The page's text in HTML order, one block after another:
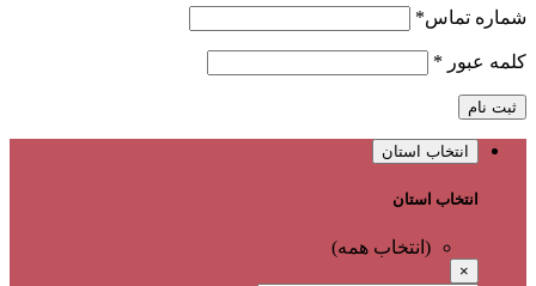
شماره تماس*
کلمه عبور *
ثبت نام
انتخاب استان
انتخاب استان
(انتخاب همه)
×